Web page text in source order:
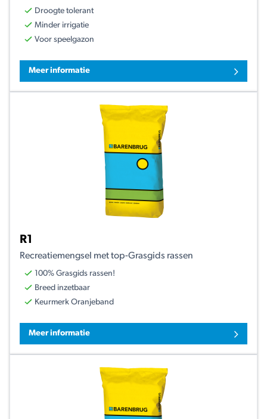
Droogte tolerant
Minder irrigatie
Voor speelgazon
Meer informatie
R1
Recreatiemengsel met top-Grasgids rassen
100% Grasgids rassen!
Breed inzetbaar
Keurmerk Oranjeband
Meer informatie